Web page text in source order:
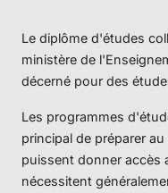
Le diplôme d'études
ministère de
décerné pour des
Les programmes
principal de préparer
puissent donner accès
nécessitent